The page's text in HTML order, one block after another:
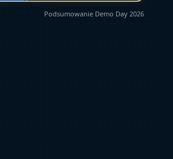
Podsumowanie Demo Day 2026